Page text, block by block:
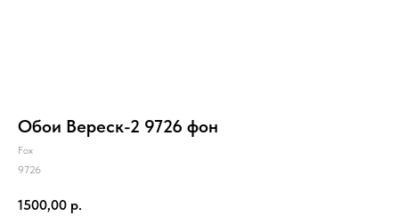
Обои Вереск-2 9726 фон
Fox
9726
1500,00 р.